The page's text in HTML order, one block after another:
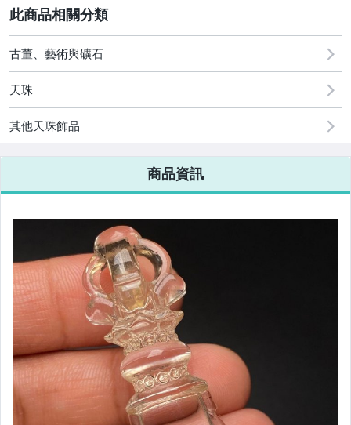
其它
[全店] 追蹤本賣場立減60元【粉絲轉享】
古董、藝術與礦石
天珠
其他天珠飾品
商品資訊